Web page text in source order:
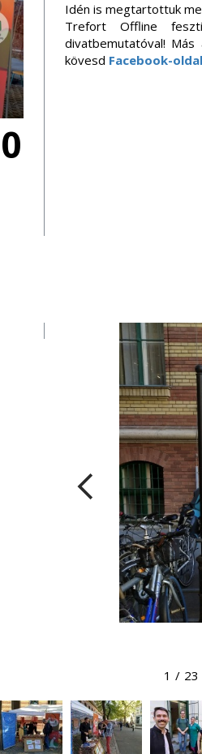
Idén is megtartottuk
Trefort Offline
divatbemutatóval!
kövesd Facebook-
1 / 23